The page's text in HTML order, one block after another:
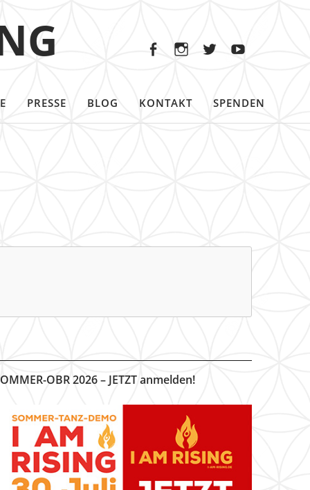
PRESSE BLOG KONTAKT SPENDEN
OBR 2026 – JETZT anmelden!